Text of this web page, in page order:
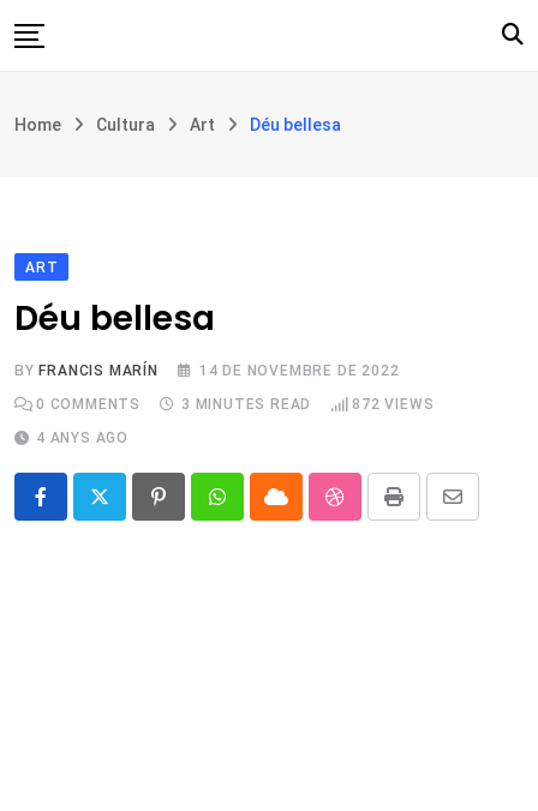
to
Filosofia i teologia
Opinió
Botiga
Home Cultura Art Déu bellesa
ART
Déu bellesa
BY FRANCIS MARÍN
14 DE NOVEMBRE DE 2022
0 COMMENTS 3 MINUTES READ 872 VIEWS
4 ANYS AGO
PinterestWhatsappCloud StumbleUpon
Print
Share